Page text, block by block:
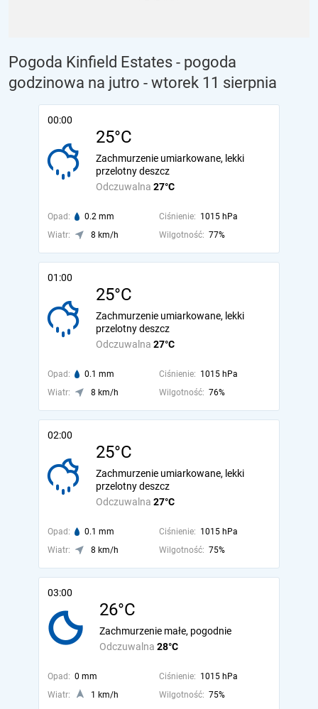
Pogoda Kinfield Estates - pogoda
godzinowa na jutro - wtorek 11 sierpnia
00:00
25°C
Odczuwalna 27°C
Zachmurzenie umiarkowane, lekki
przelotny deszcz
Opad: 0.2 mm Ciśnienie: 1015 hPa
Wiatr:
8 km/h Wilgotność: 77%
01:00
25°C
Odczuwalna 27°C
Zachmurzenie umiarkowane, lekki
przelotny deszcz
Opad: 0.1 mm Ciśnienie: 1015 hPa
Wiatr:
8 km/h Wilgotność: 76%
02:00
25°C
Odczuwalna 27°C
Zachmurzenie umiarkowane, lekki
przelotny deszcz
Opad: 0.1 mm Ciśnienie: 1015 hPa
Wiatr:
8 km/h Wilgotność: 75%
03:00
26°C
Odczuwalna 28°C
Zachmurzenie małe, pogodnie
Opad: 0 mm Ciśnienie: 1015 hPa
Wiatr:
1 km/h Wilgotność: 75%